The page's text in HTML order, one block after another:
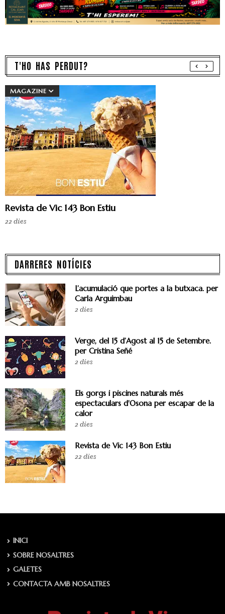
T'HO HAS PERDUT?
MAGAZINE
Revista de Vic 143 Bon Estiu
22 dies
DARRERES NOTÍCIES
L’acumulació que portes a la butxaca. per
Carla Arguimbau
2 dies
Verge, del 15 d’Agost al 15 de Setembre.
per Cristina Señé
2 dies
Els gorgs i piscines naturals més
espectaculars d'Osona per escapar de la
calor
2 dies
Revista de Vic 143 Bon Estiu
22 dies
INICI
SOBRE NOSALTRES
GALETES
CONTACTA AMB NOSALTRES